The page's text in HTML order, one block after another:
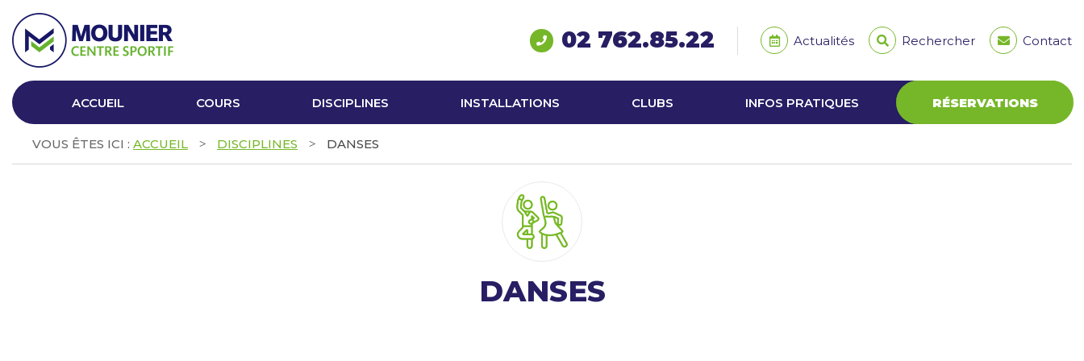
02 762.85.22 Actualités Rechercher Contact
ACCUEIL COURS DISCIPLINES INSTALLATIONS CLUBS INFOS PRATIQUES RÉSERVATIONS
VOUS ÊTES ICI : ACCUEIL > DISCIPLINES > DANSES
DANSES